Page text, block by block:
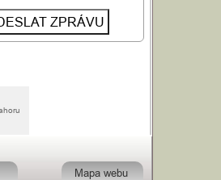
Mapa webu